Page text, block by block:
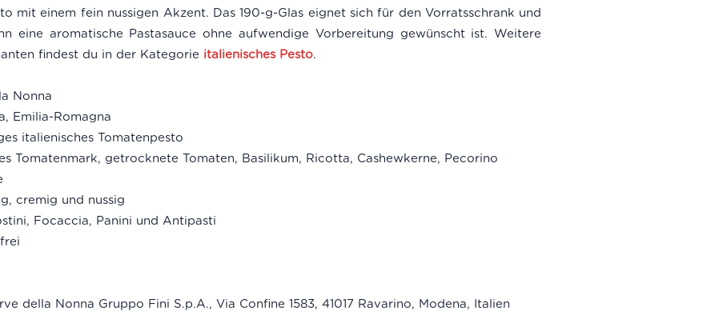
mit einem fein nussigen Akzent. Das 190-g-Glas eignet sich für den Vorratsschrank und
eine aromatische Pastasauce ohne aufwendige Vorbereitung gewünscht ist. Weitere
findest du in der Kategorie italienisches Pesto.
Nonna
Emilia-Romagna
italienisches Tomatenpesto
Tomatenmark, getrocknete Tomaten, Basilikum, Ricotta, Cashewkerne, Pecorino
cremig und nussig
Focaccia, Panini und Antipasti
della Nonna Gruppo Fini S.p.A., Via Confine 1583, 41017 Ravarino, Modena, Italien